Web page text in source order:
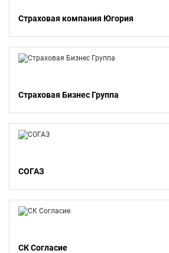
Страховая компания Югория
Страховая Бизнес Группа
СОГАЗ
СК Согласие